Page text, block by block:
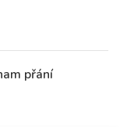
přání